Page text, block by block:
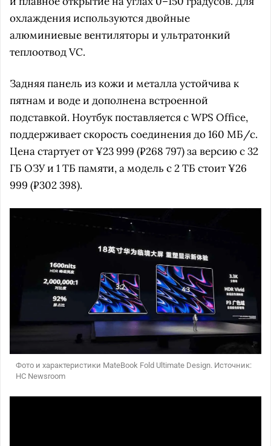
охлаждения используются двойные
алюминиевые вентиляторы и ультратонкий
теплоотвод VC.
Задняя панель из кожи и металла устойчива к
пятнам и воде и дополнена встроенной
подставкой. Ноутбук поставляется с WPS Office,
поддерживает скорость соединения до 160 МБ/с.
Цена стартует от ¥23 999 (₽268 797) за версию c 32
ГБ ОЗУ и 1 ТБ памяти, а модель с 2 ТБ стоит ¥26
999 (₽302 398).
Фото и характеристики MateBook Fold Ultimate Design. Источник:
HC Newsroom